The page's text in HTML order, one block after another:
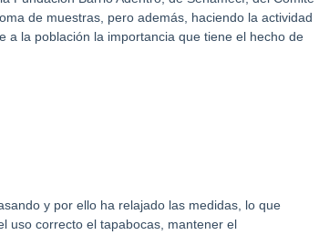
de muestras, pero además, haciendo la actividad
a la población la importancia que tiene el hecho de
y por ello ha relajado las medidas, lo que
uso correcto el tapabocas, mantener el